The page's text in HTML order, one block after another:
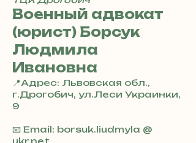
Военный адвокат
(юрист) Борсук
Людмила
Ивановна
📍Адрес: Львовская обл.,
г.Дрогобич, ул.Леси Украинки,
9
3
8
📧 Email: borsuk.liudmyla @
ukr.net